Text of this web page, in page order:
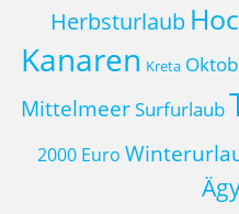
Herbsturlaub
Kanaren Kreta
MittelmeerSurfurlaub
2000 Euro